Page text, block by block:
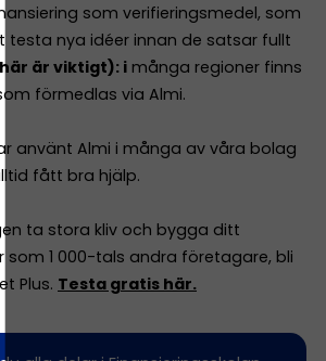
som verifieringsmedel, som
nya idéer innan de satsar fullt
här är viktigt): i många regioner finns
förmedlas via Almi.
använt Almi i många av våra bolag
fått bra hjälp.
ta stora kliv och bygga ditt
1 000-tals andra företagare, bli
Plus. Testa gratis här.